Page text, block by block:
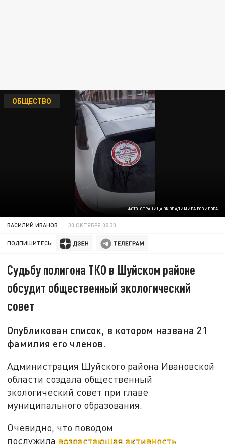
ФОТО: СТРАНИЦА ВК ВЛАДИМИРА ВОЗИЛОВА
ОБЩЕСТВО
ВАСИЛИЙ ИВАНОВ 30 ОКТЯБРЯ 08:30
ПОДПИШИТЕСЬ:
Судьбу полигона ТКО в Шуйском районе
обсудит общественный экологический
совет
Опубликован список, в котором названа 21
фамилия его членов.
Администрация Шуйского района Ивановской
области создала общественный
экологический совет при главе
муниципального образования.
Очевидно, что поводом
послужила возрастающая активность